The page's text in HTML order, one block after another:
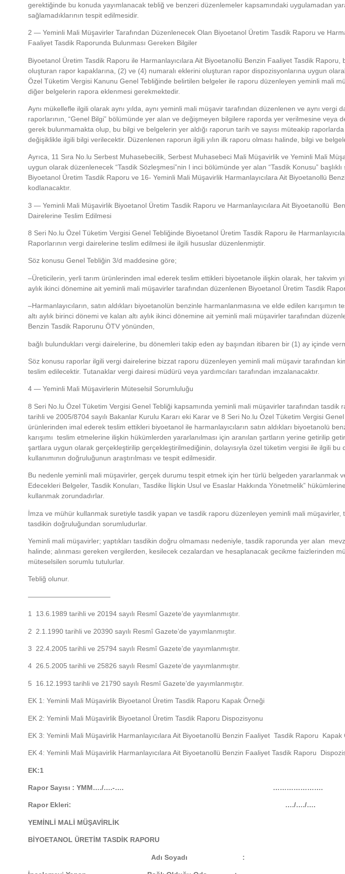
gerektiğinde bu konuda yayımlanacak tebliğ ve benzeri düzenlemeler kapsamındaki uygulamadan
sağlamadıklarının tespit edilmesidir.
2 — Yeminli Mali Müşavirler Tarafından Düzenlenecek Olan Biyoetanol Üretim Tasdik Raporu ve
Faaliyet Tasdik Raporunda Bulunması Gereken Bilgiler
Biyoetanol Üretim Tasdik Raporu ile Harmanlayıcılara Ait Biyoetanollü Benzin Faaliyet Tasdik
oluşturan rapor kapaklarına, (2) ve (4) numaralı eklerini oluşturan rapor dispozisyonlarına uygun
Özel Tüketim Vergisi Kanunu Genel Tebliğinde belirtilen belgeler ile raporu düzenleyen yeminli mali
diğer belgelerin rapora eklenmesi gerekmektedir.
Aynı mükellefle ilgili olarak aynı yılda, aynı yeminli mali müşavir tarafından düzenlenen ve aynı vergi
raporlarının, “Genel Bilgi” bölümünde yer alan ve değişmeyen bilgilere raporda yer verilmesine veya
gerek bulunmamakta olup, bu bilgi ve belgelerin yer aldığı raporun tarih ve sayısı müteakip
değişiklikle ilgili bilgi verilecektir. Düzenlenen raporun ilgili yılın ilk raporu olması halinde, bilgi ve
Ayrıca, 11 Sıra No.lu Serbest Muhasebecilik, Serbest Muhasebeci Mali Müşavirlik ve Yeminli Mali
uygun olarak düzenlenecek “Tasdik Sözleşmesi”nin I inci bölümünde yer alan “Tasdik Konusu”
Biyoetanol Üretim Tasdik Raporu ve 16- Yeminli Mali Müşavirlik Harmanlayıcılara Ait Biyoetanollü
kodlanacaktır.
3 — Yeminli Mali Müşavirlik Biyoetanol Üretim Tasdik Raporu ve Harmanlayıcılara Ait Biyoetanollü
Dairelerine Teslim Edilmesi
8 Seri No.lu Özel Tüketim Vergisi Genel Tebliğinde Biyoetanol Üretim Tasdik Raporu ile
Raporlarının vergi dairelerine teslim edilmesi ile ilgili hususlar düzenlenmiştir.
Söz konusu Genel Tebliğin 3/d maddesine göre;
–Üreticilerin, yerli tarım ürünlerinden imal ederek teslim ettikleri biyoetanole ilişkin olarak, her takvim
aylık ikinci dönemine ait yeminli mali müşavirler tarafından düzenlenen Biyoetanol Üretim Tasdik
–Harmanlayıcıların, satın aldıkları biyoetanolün benzinle harmanlanmasına ve elde edilen karışımın
altı aylık birinci dönemi ve kalan altı aylık ikinci dönemine ait yeminli mali müşavirler tarafından
Benzin Tasdik Raporunu ÖTV yönünden,
bağlı bulundukları vergi dairelerine, bu dönemleri takip eden ay başından itibaren bir (1) ay içinde
Söz konusu raporlar ilgili vergi dairelerine bizzat raporu düzenleyen yeminli mali müşavir tarafından
teslim edilecektir. Tutanaklar vergi dairesi müdürü veya yardımcıları tarafından imzalanacaktır.
4 — Yeminli Mali Müşavirlerin Müteselsil Sorumluluğu
8 Seri No.lu Özel Tüketim Vergisi Genel Tebliği kapsamında yeminli mali müşavirler tarafından tasdik
tarihli ve 2005/8704 sayılı Bakanlar Kurulu Kararı eki Karar ve 8 Seri No.lu Özel Tüketim Vergisi
ürünlerinden imal ederek teslim ettikleri biyoetanol ile harmanlayıcıların satın aldıkları biyoetanolü
karışımı teslim etmelerine ilişkin hükümlerden yararlanılması için aranılan şartların yerine getirilip
şartlara uygun olarak gerçekleştirilip gerçekleştirilmediğinin, dolayısıyla özel tüketim vergisi ile ilgili
kullanımının doğruluğunun araştırılması ve tespit edilmesidir.
Bu nedenle yeminli mali müşavirler, gerçek durumu tespit etmek için her türlü belgeden yararlanmak
Edecekleri Belgeler, Tasdik Konuları, Tasdike İlişkin Usul ve Esaslar Hakkında Yönetmelik”
kullanmak zorundadırlar.
İmza ve mühür kullanmak suretiyle tasdik yapan ve tasdik raporu düzenleyen yeminli mali müşavirler,
tasdikin doğruluğundan sorumludurlar.
Yeminli mali müşavirler; yaptıkları tasdikin doğru olmaması nedeniyle, tasdik raporunda yer alan
halinde; alınması gereken vergilerden, kesilecek cezalardan ve hesaplanacak gecikme faizlerinden
müteselsilen sorumlu tutulurlar.
Tebliğ olunur.
————————————
1 13.6.1989 tarihli ve 20194 sayılı Resmî Gazete’de yayımlanmıştır.
2 2.1.1990 tarihli ve 20390 sayılı Resmî Gazete’de yayımlanmıştır.
3 22.4.2005 tarihli ve 25794 sayılı Resmî Gazete’de yayımlanmıştır.
4 26.5.2005 tarihli ve 25826 sayılı Resmî Gazete’de yayımlanmıştır.
5 16.12.1993 tarihli ve 21790 sayılı Resmî Gazete’de yayımlanmıştır.
EK 1: Yeminli Mali Müşavirlik Biyoetanol Üretim Tasdik Raporu Kapak Örneği
EK 2: Yeminli Mali Müşavirlik Biyoetanol Üretim Tasdik Raporu Dispozisyonu
EK 3: Yeminli Mali Müşavirlik Harmanlayıcılara Ait Biyoetanollü Benzin Faaliyet Tasdik Raporu Kapak
EK 4: Yeminli Mali Müşavirlik Harmanlayıcılara Ait Biyoetanollü Benzin Faaliyet Tasdik Raporu
EK:1
Rapor Sayısı : YMM…./….-…. ………………….
Rapor Ekleri: …./…./….
YEMİNLİ MALİ MÜŞAVİRLİK
BİYOETANOL ÜRETİM TASDİK RAPORU
Adı Soyadı :